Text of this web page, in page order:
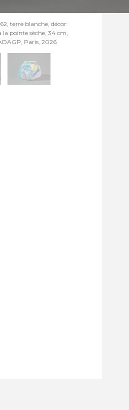
terre blanche, décor
pointe sèche, 34 cm,
Paris, 2026